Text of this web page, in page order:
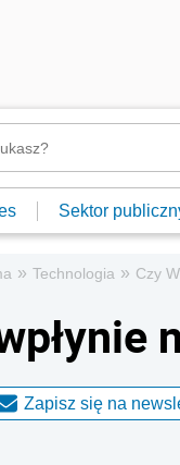
Sektor
» Technologia » Czy
Zapisz się na